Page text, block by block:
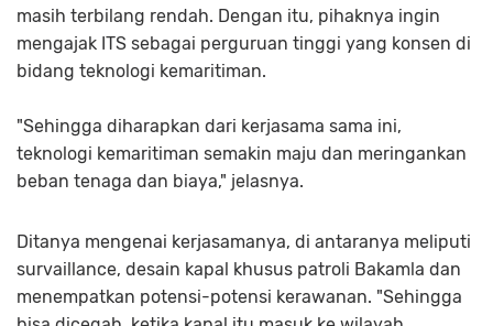
masih terbilang rendah. Dengan itu, pihaknya ingin
mengajak ITS sebagai perguruan tinggi yang konsen di
bidang teknologi kemaritiman.
"Sehingga diharapkan dari kerjasama sama ini,
teknologi kemaritiman semakin maju dan meringankan
beban tenaga dan biaya," jelasnya.
Ditanya mengenai kerjasamanya, di antaranya meliputi
survaillance, desain kapal khusus patroli Bakamla dan
menempatkan potensi-potensi kerawanan. "Sehingga